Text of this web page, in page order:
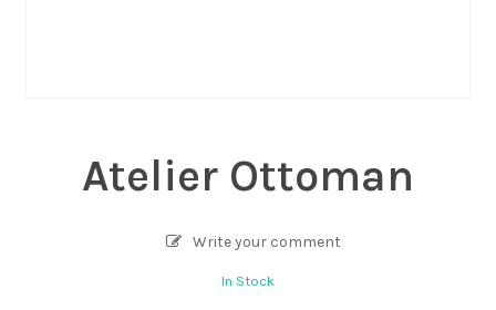
Atelier Ottoman
Write your comment
In Stock